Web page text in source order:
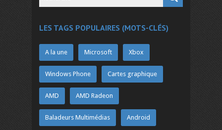
LES TAGS POPULAIRES (MOTS-CLÉS)
A la une Microsoft Xbox
Windows Phone Cartes graphique
AMD AMD Radeon
Baladeurs Multimédias Android